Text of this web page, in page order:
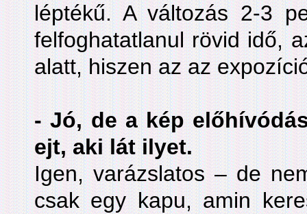
léptékű. A változás 2-3
felfoghatatlanul rövid idő,
alatt, hiszen az az
- Jó, de a kép
ejt, aki lát ilyet.
Igen, varázslatos – de
csak egy kapu, amin